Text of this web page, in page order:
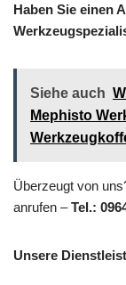
Haben Sie einen
Siehe auch
Mephisto
Überzeugt von
anrufen –Tel.:
Unsere